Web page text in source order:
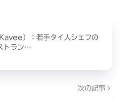
）：若手タイ人シェフの
トラン…
次の記事